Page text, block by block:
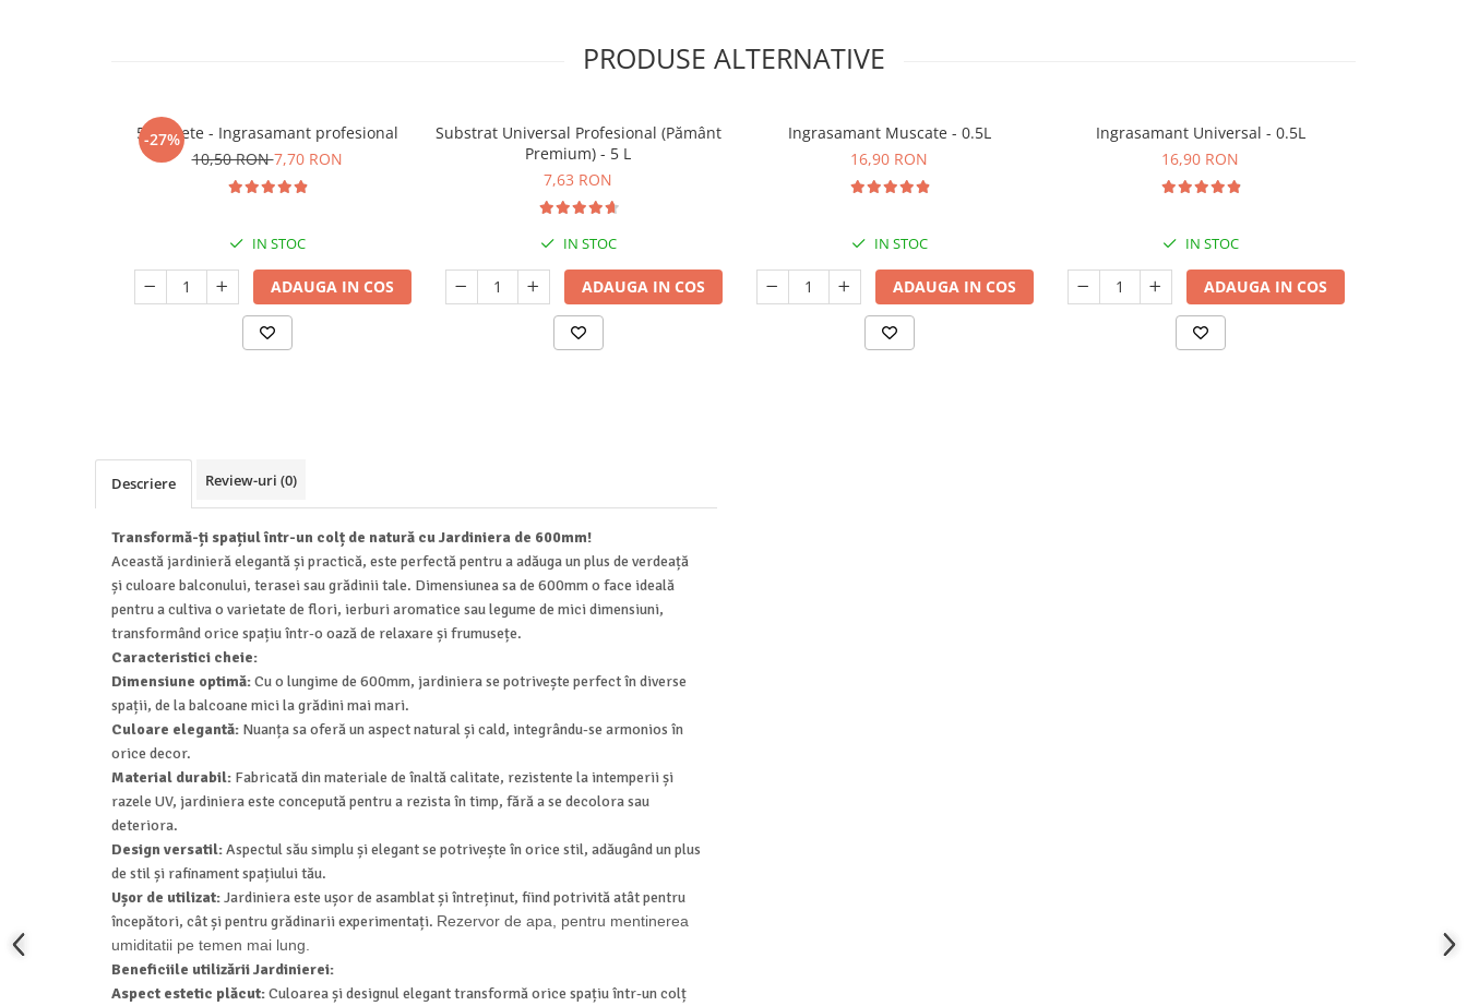
PRODUSE ALTERNATIVE
-27%
5 Tablete - Ingrasamant profesional
10,50 RON7,70 RON
IN STOC
ADAUGA IN COS
Substrat Universal Profesional (Pământ
Premium) - 5 L
7,63 RON
IN STOC
ADAUGA IN COS
Ingrasamant Muscate - 0.5L
16,90 RON
IN STOC
ADAUGA IN COS
Ingrasamant Universal - 0.5L
16,90 RON
IN STOC
ADAUGA IN COS
Descriere Review-uri (0)
Transformă-ți spațiul într-un colț de natură cu Jardiniera de 600mm!
Această jardinieră elegantă și practică, este perfectă pentru a adăuga un plus de verdeață
și culoare balconului, terasei sau grădinii tale. Dimensiunea sa de 600mm o face ideală
pentru a cultiva o varietate de flori, ierburi aromatice sau legume de mici dimensiuni,
transformând orice spațiu într-o oază de relaxare și frumusețe.
Caracteristici cheie:
Dimensiune optimă:Cu o lungime de 600mm, jardiniera se potrivește perfect în diverse
spații, de la balcoane mici la grădini mai mari.
Culoare elegantă: Nuanța sa oferă un aspect natural și cald, integrându-se armonios în
orice decor.
Material durabil: Fabricată din materiale de înaltă calitate, rezistente la intemperii și
razele UV, jardiniera este concepută pentru a rezista în timp, fără a se decolora sau
deteriora.
Design versatil:Aspectul său simplu și elegant se potrivește în orice stil, adăugând un plus
de stil și rafinament spațiului tău.
Ușor de utilizat:Jardiniera este ușor de asamblat și întreținut, fiind potrivită atât pentru
începători, cât și pentru grădinarii experimentați. Rezervor de apa, pentru mentinerea
umiditatii pe temen mai lung.
Beneficiile utilizării Jardinierei:
Aspect estetic plăcut:Culoarea și designul elegant transformă orice spațiu într-un colț